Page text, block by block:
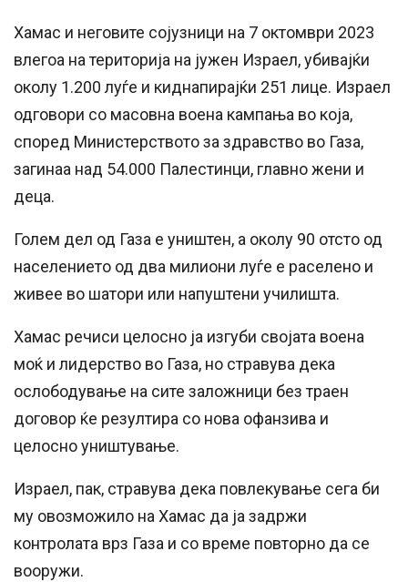
Хамас и неговите сојузници на 7 октомври 2023
влегоа на територија на јужен Израел, убивајќи
околу 1.200 луѓе и киднапирајќи 251 лице. Израел
одговори со масовна воена кампања во која,
според Министерството за здравство во Газа,
загинаа над 54.000 Палестинци, главно жени и
деца.
Голем дел од Газа е уништен, а околу 90 отсто од
населението од два милиони луѓе е раселено и
живее во шатори или напуштени училишта.
Хамас речиси целосно ја изгуби својата воена
моќ и лидерство во Газа, но стравува дека
ослободување на сите заложници без траен
договор ќе резултира со нова офанзива и
целосно уништување.
Израел, пак, стравува дека повлекување сега би
му овозможило на Хамас да ја задржи
контролата врз Газа и со време повторно да се
вооружи.